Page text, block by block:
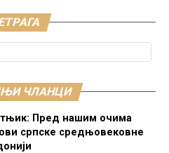
ЧЛАНЦИ
Пред нашим очима
српске средњовековне